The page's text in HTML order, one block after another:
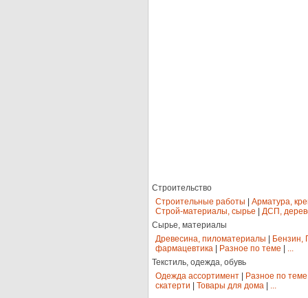
Строительство
Строительные работы
Арматура,
Строй-материалы, сырье
ДСП,
Сырье, материалы
Древесина, пиломатериалы
Бензин,
фармацевтика
Разное по теме
...
Текстиль, одежда, обувь
Одежда ассортимент
Разное по теме
скатерти
Товары для дома ...